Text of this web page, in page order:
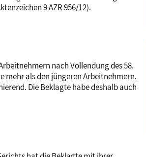
9 AZR 956/12).
nach Vollendung des 58.
mehr als den jüngeren Arbeitnehmern.
Die Beklagte habe deshalb auch